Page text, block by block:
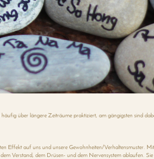
über längere Zeiträume praktiziert, am gängigsten sind
Effekt auf uns und unsere Gewohnheiten/Verhaltensmuster.
Verstand, dem Drüsen- und dem Nervensystem ablaufen.